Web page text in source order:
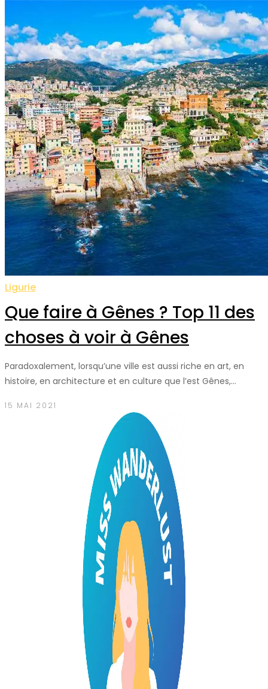
Ligurie
Que faire à Gênes ? Top 11 des
choses à voir à Gênes
Paradoxalement, lorsqu’une ville est aussi riche en art, en
histoire, en architecture et en culture que l’est Gênes,…
15 MAI 2021